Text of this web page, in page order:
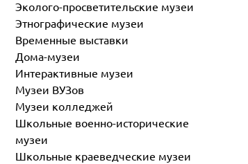
Эколого-просветительские музеи
Этнографические музеи
Временные выставки
Дома-музеи
Интерактивные музеи
Музеи ВУЗов
Музеи колледжей
Школьные военно-исторические
музеи
Школьные краеведческие музеи